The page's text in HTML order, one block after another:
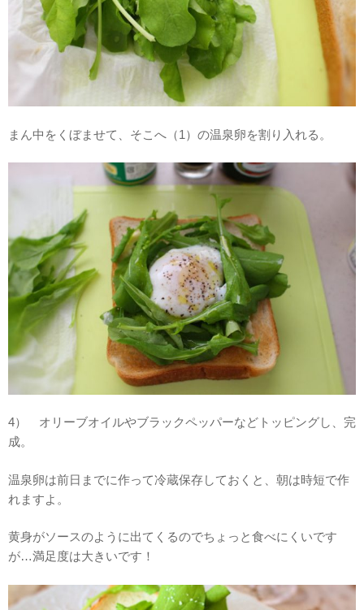
まん中をくぼませて、そこへ（1）の温泉卵を割り入れる。
4） オリーブオイルやブラックペッパーなどトッピングし、完
成。
温泉卵は前日までに作って冷蔵保存しておくと、朝は時短で作
れますよ。
黄身がソースのように出てくるのでちょっと食べにくいです
が…満足度は大きいです！